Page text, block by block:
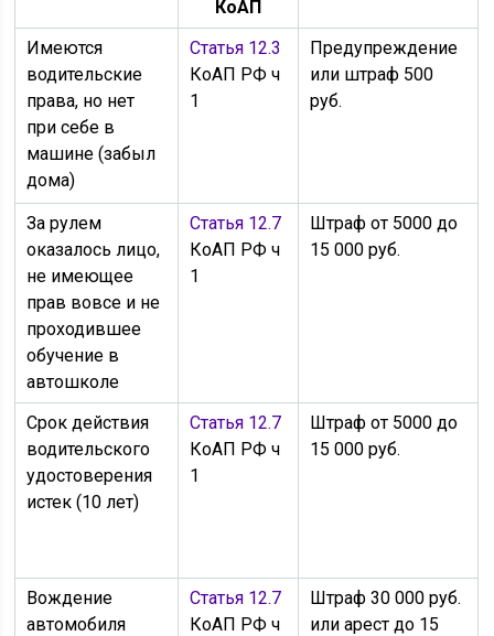
КоАП
Имеются
водительские
права, но нет
при себе в
машине (забыл
дома)
Статья 12.3
КоАП РФ ч
1
Предупреждение
или штраф 500
руб.
За рулем
оказалось лицо,
не имеющее
прав вовсе и не
проходившее
обучение в
автошколе
Статья 12.7
КоАП РФ ч
1
Штраф от 5000 до
15 000 руб.
Срок действия
водительского
удостоверения
истек (10 лет)
Статья 12.7
КоАП РФ ч
1
Штраф от 5000 до
15 000 руб.
Вождение
автомобиля
Статья 12.7
КоАП РФ ч
Штраф 30 000 руб.
или арест до 15